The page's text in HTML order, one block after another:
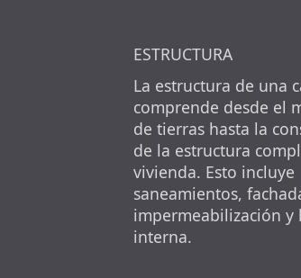
ESTRUCTURA
La estructura de una
comprende desde el
de tierras hasta la
de la estructura
vivienda. Esto incluye
saneamientos,
impermeabilización y
interna.